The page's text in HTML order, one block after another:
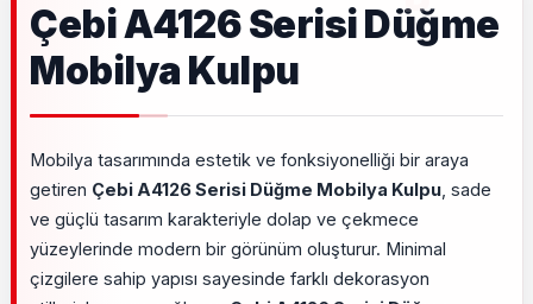
Çebi A4126 Serisi Düğme
Mobilya Kulpu
Mobilya tasarımında estetik ve fonksiyonelliği bir araya
getiren Çebi A4126 Serisi Düğme Mobilya Kulpu , sade
ve güçlü tasarım karakteriyle dolap ve çekmece
yüzeylerinde modern bir görünüm oluşturur. Minimal
çizgilere sahip yapısı sayesinde farklı dekorasyon